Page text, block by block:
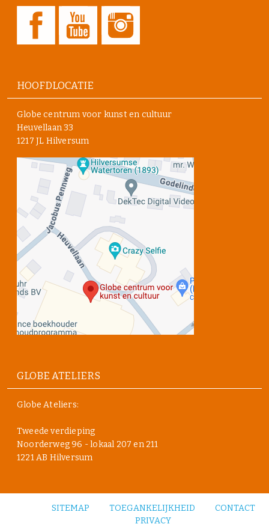
HOOFDLOCATIE
Globe centrum voor kunst en cultuur
Heuvellaan 33
1217 JL Hilversum
GLOBE ATELIERS
Globe Ateliers:
Tweede verdieping
Noorderweg 96 - lokaal 207 en 211
1221 AB Hilversum
SITEMAP TOEGANKELIJKHEID
CONTACT
PRIVACY